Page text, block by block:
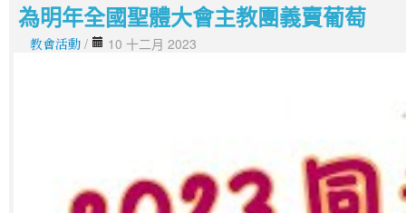
為明年全國聖體大會主教團義賣葡萄
教會活動 / 10 十二月 2023